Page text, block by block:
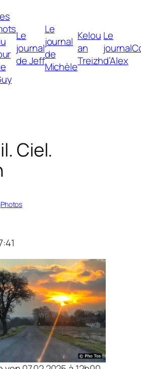
Le
journal
de Jeff
Le
journal
de
Michèle
Kelou
an
Treizh
Le
journal
d’Alex
Ciel.
Photos